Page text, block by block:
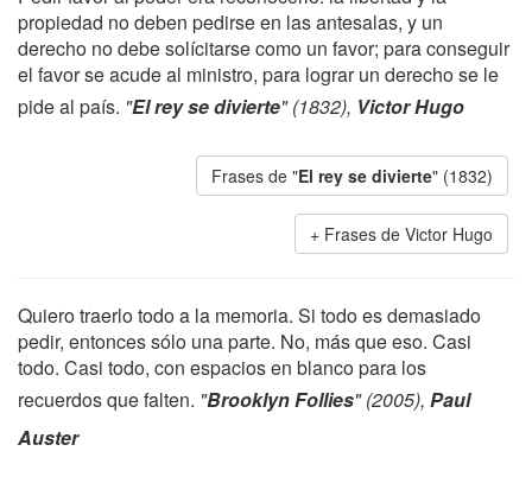
propiedad no deben pedirse en las antesalas, y un
derecho no debe solícitarse como un favor; para conseguir
el favor se acude al ministro, para lograr un derecho se le
pide al país. "El rey se divierte" (1832), Victor Hugo
Frases de "El rey se divierte" (1832)
Frases de Victor Hugo
Quiero traerlo todo a la memoria. Si todo es demasiado
pedir, entonces sólo una parte. No, más que eso. Casi
todo. Casi todo, con espacios en blanco para los
recuerdos que falten. "Brooklyn Follies" (2005), Paul
Auster